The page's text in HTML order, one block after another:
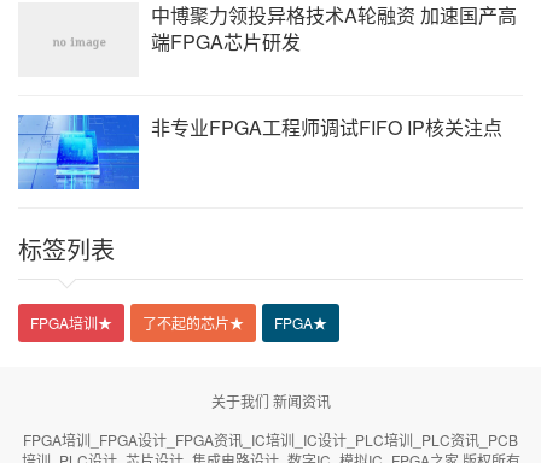
中博聚力领投异格技术A轮融资 加速国产高
端FPGA芯片研发
非专业FPGA工程师调试FIFO IP核关注点
标签列表
FPGA培训★ 了不起的芯片★ FPGA★
关于我们 新闻资讯
FPGA培训_FPGA设计_FPGA资讯_IC培训_IC设计_PLC培训_PLC资讯_PCB